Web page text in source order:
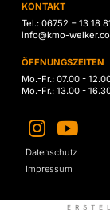
KONTAKT
Tel.: 06752 − 13 18
info@kmo-
ÖFFNUNGSZEITEN
Mo.-Fr.: 07.00 -
Mo.-Fr.: 13.00 -
Datenschutz
Impressum